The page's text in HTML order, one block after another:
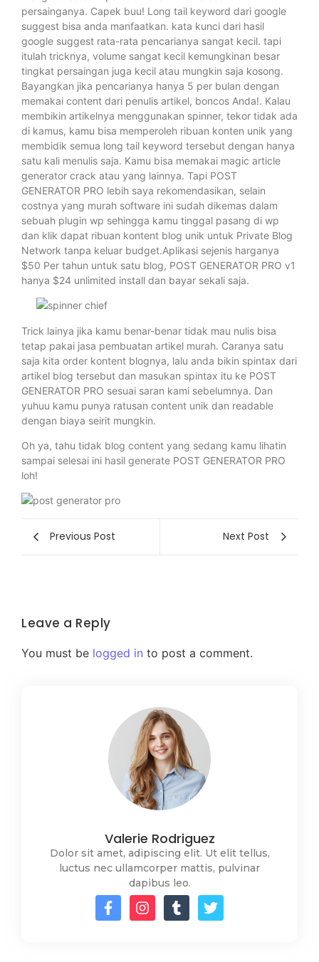
persainganya. Capek buu! Long tail keyword dari google
suggest bisa anda manfaatkan. kata kunci dari hasil
google suggest rata-rata pencarianya sangat kecil. tapi
itulah tricknya, volume sangat kecil kemungkinan besar
tingkat persaingan juga kecil atau mungkin saja kosong.
Bayangkan jika pencarianya hanya 5 per bulan dengan
memakai content dari penulis artikel, boncos Anda!. Kalau
membikin artikelnya menggunakan spinner, tekor tidak ada
di kamus, kamu bisa memperoleh ribuan konten unik yang
membidik semua long tail keyword tersebut dengan hanya
satu kali menulis saja. Kamu bisa memakai magic article
generator crack atau yang lainnya. Tapi POST
GENERATOR PRO lebih saya rekomendasikan, selain
costnya yang murah software ini sudah dikemas dalam
sebuah plugin wp sehingga kamu tinggal pasang di wp
dan klik dapat ribuan kontent blog unik untuk Private Blog
Network tanpa keluar budget.Aplikasi sejenis harganya
$50 Per tahun untuk satu blog, POST GENERATOR PRO v1
hanya $24 unlimited install dan bayar sekali saja.
Trick lainya jika kamu benar-benar tidak mau nulis bisa
tetap pakai jasa pembuatan artikel murah. Caranya satu
saja kita order kontent blognya, lalu anda bikin spintax dari
artikel blog tersebut dan masukan spintax itu ke POST
GENERATOR PRO sesuai saran kami sebelumnya. Dan
yuhuu kamu punya ratusan content unik dan readable
dengan biaya seirit mungkin.
Oh ya, tahu tidak blog content yang sedang kamu lihatin
sampai selesai ini hasil generate POST GENERATOR PRO
loh!
Previous Post Next Post
Leave a Reply
You must be logged in to post a comment.
Valerie Rodriguez
Dolor sit amet, adipiscing elit. Ut elit tellus,
luctus nec ullamcorper mattis, pulvinar
dapibus leo.